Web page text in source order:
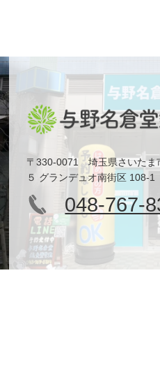
〒330-0071 埼玉県さいたま
５ グランデュオ南街区 108-1
048-767-